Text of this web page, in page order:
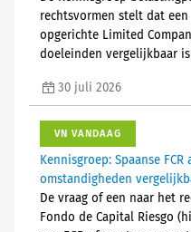
rechtsvormen stelt dat
opgerichte Limited
doeleinden vergelijkbaar is
30 juli 2026
VN VANDAAG
Kennisgroep: Spaanse
omstandigheden
De vraag of een naar het
Fondo de Capital Riesgo